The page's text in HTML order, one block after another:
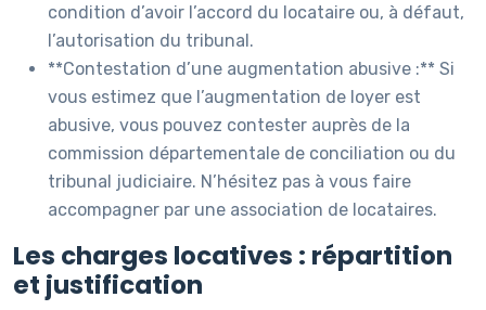
condition d’avoir l’accord du locataire ou, à défaut,
l’autorisation du tribunal.
**Contestation d’une augmentation abusive :** Si
vous estimez que l’augmentation de loyer est
abusive, vous pouvez contester auprès de la
commission départementale de conciliation ou du
tribunal judiciaire. N’hésitez pas à vous faire
accompagner par une association de locataires.
Les charges locatives : répartition
et justification